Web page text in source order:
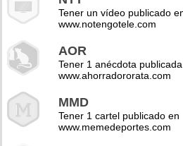
Tener un vídeo publicado
www.notengotele.com
AOR
Tener 1 anécdota
www.ahorradororata.com
MMD
Tener 1 cartel publicado en
www.memedeportes.com